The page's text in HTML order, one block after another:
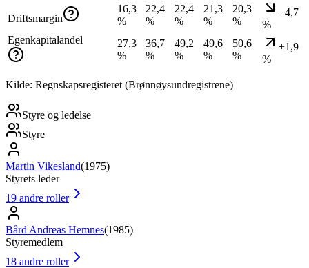
Driftsmargin
16,3
%
22,4
%
22,4
%
21,3
%
20,3
%
−4,7
%
Egenkapitalandel
27,3
%
36,7
%
49,2
%
49,6
%
50,6
%
+1,9
%
Kilde: Regnskapsregisteret (Brønnøysundregistrene)
Styre og ledelse
Styre
Martin Vikesland(1975)
Styrets leder
19 andre roller
Bård Andreas Hemnes(1985)
Styremedlem
18 andre roller